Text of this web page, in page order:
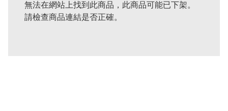
無法在網站上找到此商品，此商品可能已下架。
請檢查商品連結是否正確。